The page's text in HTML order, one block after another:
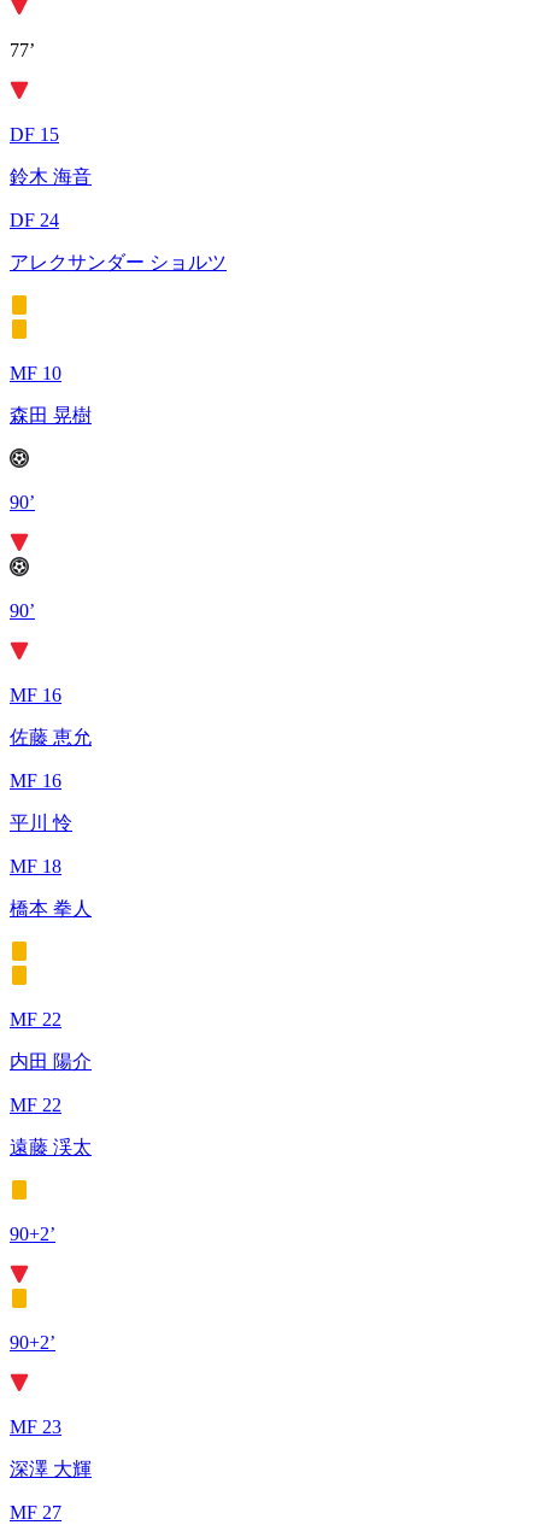
77’
DF 15
鈴木 海音
DF 24
アレクサンダー ショルツ
MF 10
森田 晃樹
90’
90’
MF 16
佐藤 恵允
MF 16
平川 怜
MF 18
橋本 拳人
MF 22
内田 陽介
MF 22
遠藤 渓太
90+2’
90+2’
MF 23
深澤 大輝
MF 27